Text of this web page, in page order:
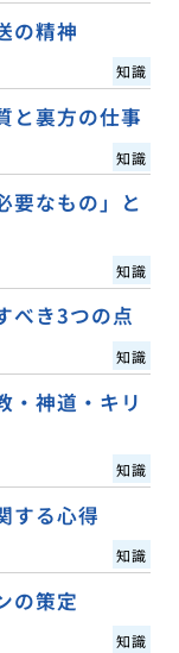
の精神
知識
と裏方の仕事
知識
要なもの」と
知識
べき3つの点
知識
・神道・キリ
知識
する心得
知識
の策定
知識